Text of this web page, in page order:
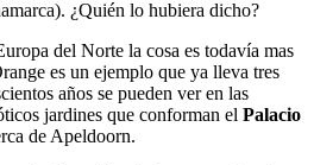
¿Quién lo hubiera dicho?
del Norte la cosa es todavía mas
es un ejemplo que ya lleva tres
años se pueden ver en las
jardines que conforman el Palacio
de Apeldoorn.